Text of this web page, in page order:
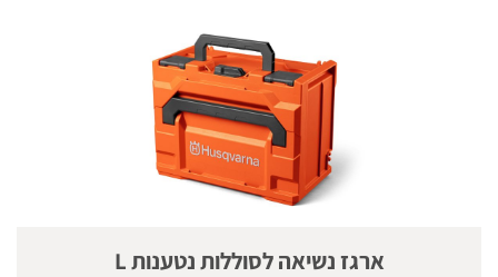
ארגז נשיאה לסוללות נטענות L